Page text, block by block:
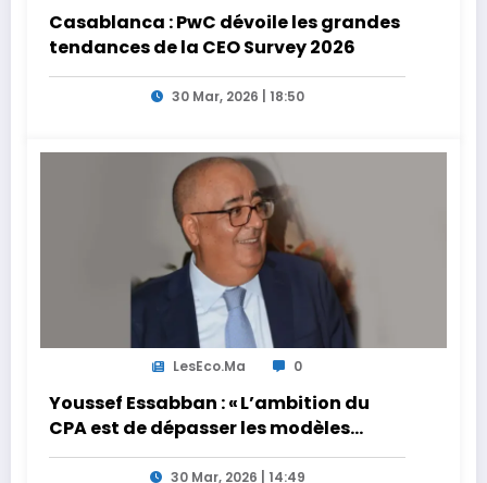
Casablanca : PwC dévoile les grandes
tendances de la CEO Survey 2026
30 Mar, 2026 | 18:50
LesEco.ma 0
Youssef Essabban : « L’ambition du
CPA est de dépasser les modèles
traditionnels et académiques de
formation en s’appuyant sur le
30 Mar, 2026 | 14:49